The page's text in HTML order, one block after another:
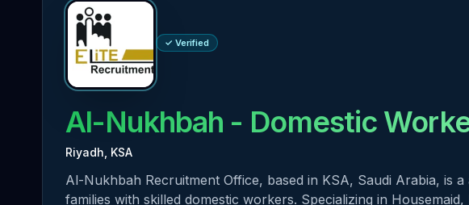
✓ Verified
Al-Nukhbah - Domestic
Riyadh, KSA
Al-Nukhbah Recruitment Office, based in KSA, Saudi Arabia, is
families with skilled domestic workers. Specializing in